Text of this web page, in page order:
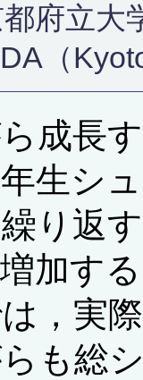
府立大
（
成長
生シ
り返
加す
，実
も総